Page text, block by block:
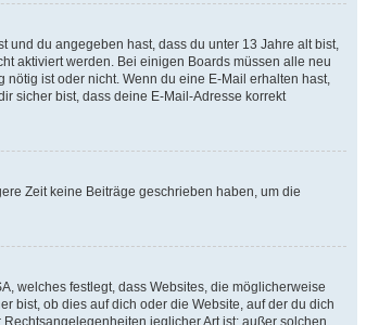
und du angegeben hast, dass du unter 13 Jahre alt bist,
aktiviert werden. Bei einigen Boards müssen alle neu
ist oder nicht. Wenn du eine E-Mail erhalten hast,
sicher bist, dass deine E-Mail-Adresse korrekt
Zeit keine Beiträge geschrieben haben, um die
welches festlegt, dass Websites, die möglicherweise
bist, ob dies auf dich oder die Website, auf der du dich
jeglicher Art ist; außer solchen,